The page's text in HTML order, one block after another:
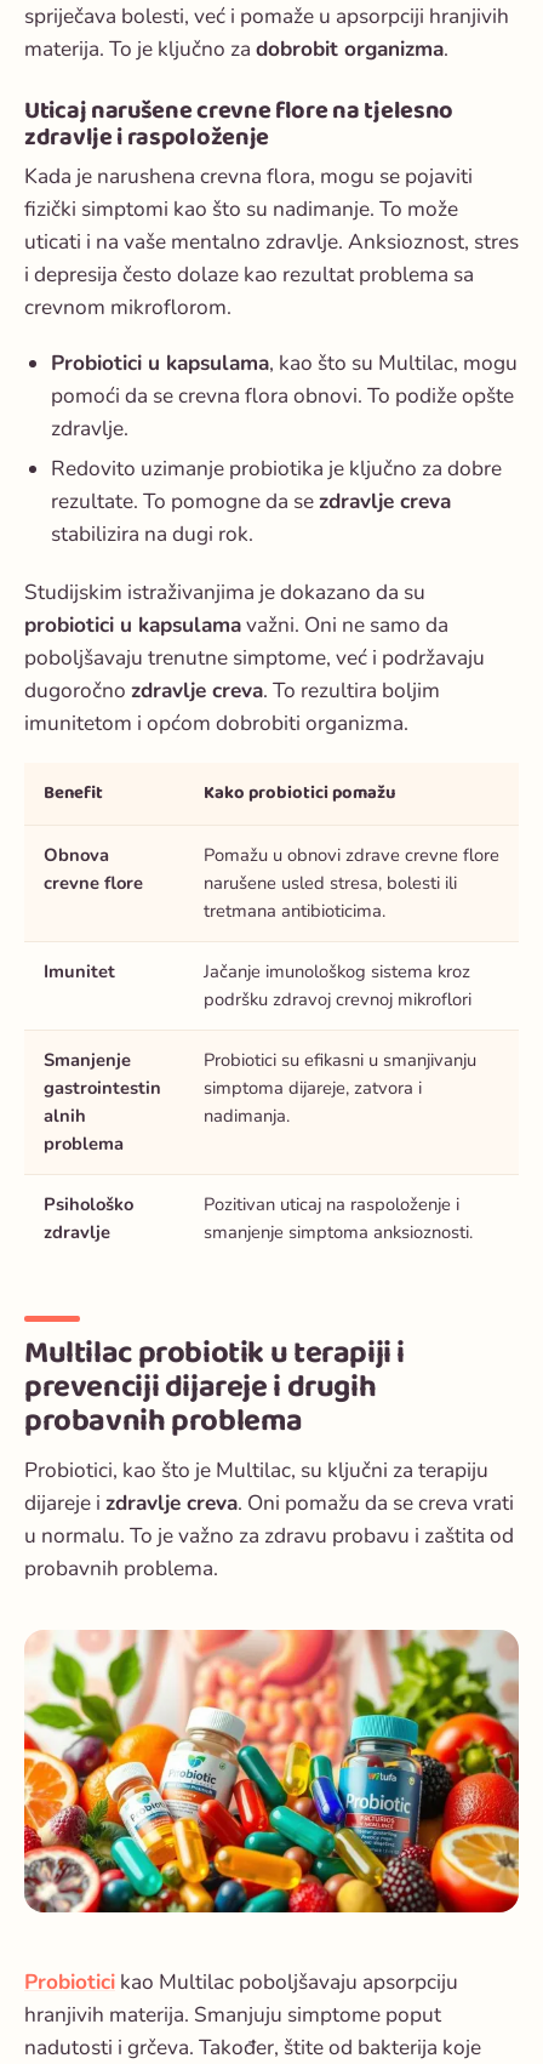
spriječava bolesti, već i pomaže u apsorpciji hranjivih
materija. To je ključno za dobrobit organizma.
Uticaj narušene crevne flore na tjelesno
zdravlje i raspoloženje
Kada je narushena crevna flora, mogu se pojaviti
fizički simptomi kao što su nadimanje. To može
uticati i na vaše mentalno zdravlje. Anksioznost, stres
i depresija često dolaze kao rezultat problema sa
crevnom mikroflorom.
Probiotici u kapsulama, kao što su Multilac, mogu
pomoći da se crevna flora obnovi. To podiže opšte
zdravlje.
Redovito uzimanje probiotika je ključno za dobre
rezultate. To pomogne da sezdravlje creva
stabilizira na dugi rok.
Studijskim istraživanjima je dokazano da su
probiotici u kapsulamavažni. Oni ne samo da
poboljšavaju trenutne simptome, već i podržavaju
dugoročno zdravlje creva. To rezultira boljim
imunitetom i općom dobrobiti organizma.
Benefit Kako probiotici pomažu
Obnova
crevne flore
Pomažu u obnovi zdrave crevne flore
narušene usled stresa, bolesti ili
tretmana antibioticima.
Imunitet
Jačanje imunološkog sistema kroz
podršku zdravoj crevnoj mikroflori
Smanjenje
gastrointestin
alnih
problema
Probiotici su efikasni u smanjivanju
simptoma dijareje, zatvora i
nadimanja.
Psihološko
zdravlje
Pozitivan uticaj na raspoloženje i
smanjenje simptoma anksioznosti.
Multilac probiotik u terapiji i
prevenciji dijareje i drugih
probavnih problema
Probiotici, kao što je Multilac, su ključni za terapiju
dijareje i zdravlje creva. Oni pomažu da se creva vrati
u normalu. To je važno za zdravu probavu i zaštita od
probavnih problema.
Probiotici kao Multilac poboljšavaju apsorpciju
hranjivih materija. Smanjuju simptome poput
nadutosti i grčeva. Također, štite od bakterija koje